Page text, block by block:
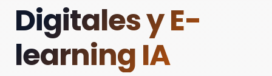
Digitales y E-
learning IA